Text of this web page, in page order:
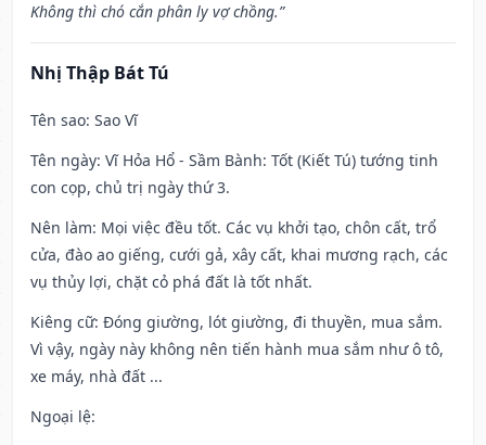
Không thì chó cắn phân ly vợ chồng.”
Nhị Thập Bát Tú
Tên sao: Sao Vĩ
Tên ngày: Vĩ Hỏa Hổ - Sầm Bành: Tốt (Kiết Tú) tướng tinh
con cọp, chủ trị ngày thứ 3.
Nên làm: Mọi việc đều tốt. Các vụ khởi tạo, chôn cất, trổ
cửa, đào ao giếng, cưới gả, xây cất, khai mương rạch, các
vụ thủy lợi, chặt cỏ phá đất là tốt nhất.
Kiêng cữ: Đóng giường, lót giường, đi thuyền, mua sắm.
Vì vậy, ngày này không nên tiến hành mua sắm như ô tô,
xe máy, nhà đất ...
Ngoại lệ: